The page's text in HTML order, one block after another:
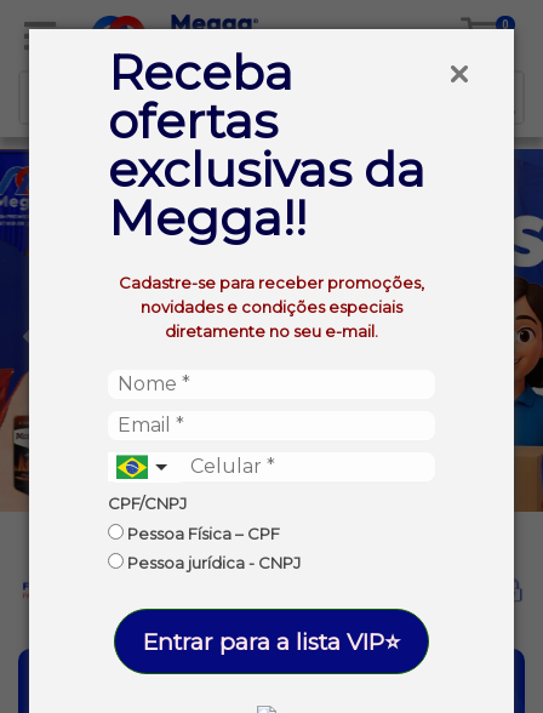
Receba
ofertas
exclusivas da
Megga!!
Cadastre-se para receber promoções,
novidades e condições especiais
diretamente no seu e-mail.
CPF/CNPJ
Pessoa Física – CPF
Pessoa jurídica - CNPJ
Entrar para a lista VIP⭐
0